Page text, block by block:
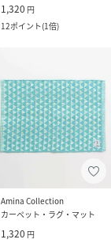
1,320 円
12ポイント(1倍)
Amina Collection
カーペット・ラグ・マット
1,320 円